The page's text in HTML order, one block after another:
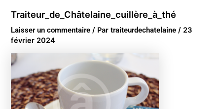
Traiteur_de_Châtelaine_cuillère_à_thé
Laisser un commentaire / Partraiteurdechatelaine/ 23
février 2024